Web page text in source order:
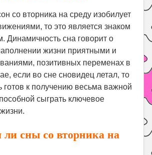
со вторника на среду изобилует
то это является знаком
Динамичность сна говорит о
жизни приятными и
позитивных переменах в
если во сне сновидец летал, то
готов к получению весьма важной
сыграть ключевое
сны со вторника на